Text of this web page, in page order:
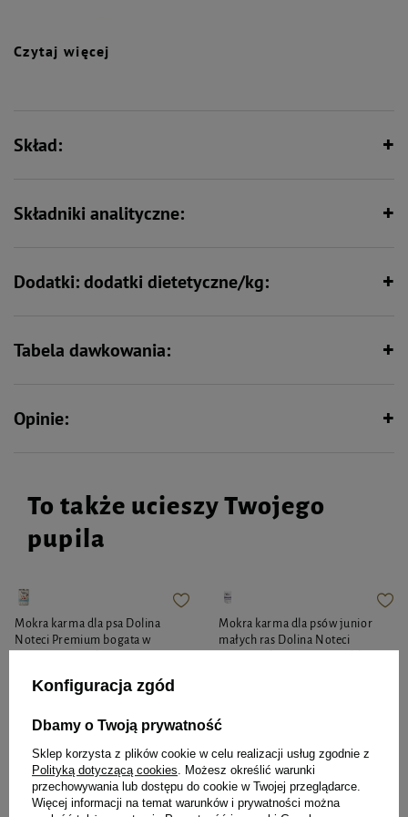
Czytaj więcej
Skład:
Składniki analityczne:
Dodatki: dodatki dietetyczne/kg:
Tabela dawkowania:
Opinie:
To także ucieszy Twojego
pupila
Mokra karma dla psa Dolina
Noteci Premium bogata w
Cena regularna:7,99 zł -25%
Najniższa cena produktu w okresie
30 dni przed wprowadzeniem
obniżki:5,49 zł
Mokra karma dla psów junior
małych ras Dolina Noteci
4,11 zł 41,10 zł / kg
Konfiguracja zgód
Dbamy o Twoją prywatność
Sklep korzysta z plików cookie w celu realizacji usług zgodnie z
Polityką dotyczącą cookies. Możesz określić warunki
przechowywania lub dostępu do cookie w Twojej przeglądarce.
Więcej informacji na temat warunków i prywatności można